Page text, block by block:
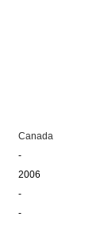
Canada
-
2006
-
-